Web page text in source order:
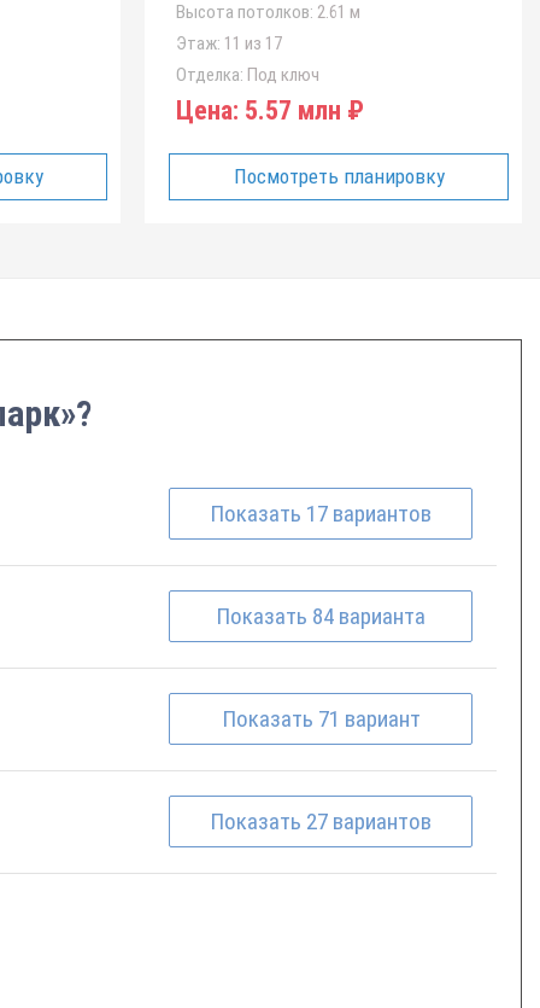
Высота потолков: 2.61 м
Этаж: 11 из 17
Отделка: Под ключ
Цена: 5.57 млн ₽
Посмотреть планировку
Показать 17 вариантов
Показать 84 варианта
Показать 71 вариант
Показать 27 вариантов